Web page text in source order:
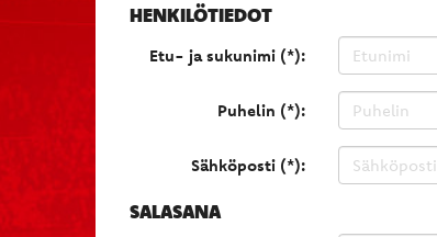
HENKILÖTIEDOT
Etu- ja sukunimi (*):
Puhelin (*):
Sähköposti (*):
SALASANA